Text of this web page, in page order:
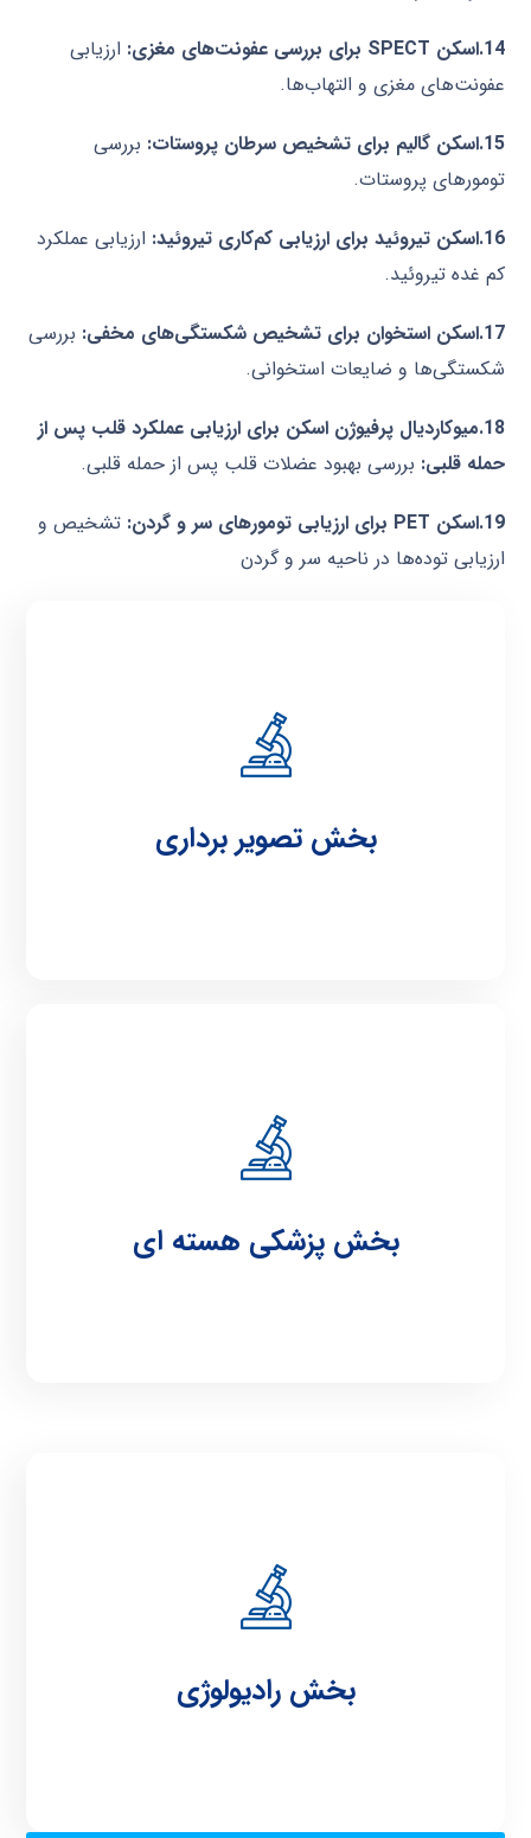
14.اسکن
برای بررسی عفونت‌های مغزی: ارزیابی
عفونت‌های مغزی و التهاب‌ها.
15.اسکن گالیم برای تشخیص سرطان پروستات
: بررسی
تومورهای پروستات.
16.اسکن تیروئید برای ارزیابی کم‌کاری تیروئید
: ارزیابی عملکرد
کم غده تیروئید.
17.اسکن استخوان برای تشخیص شکستگی‌های مخفی
: بررسی
شکستگی‌ها و ضایعات استخوانی.
18.میوکاردیال پرفیوژن اسکن برای ارزیابی عملکرد قلب پس از
حمله قلبی: بررسی بهبود عضلات قلب پس از حمله قلبی.
19.اسکن
برای ارزیابی تومورهای سر و گردن: تشخیص و
ارزیابی توده‌ها در ناحیه سر و گردن
بخش تصویر برداری
بخش پزشکی هسته ای
بخش رادیولوژی